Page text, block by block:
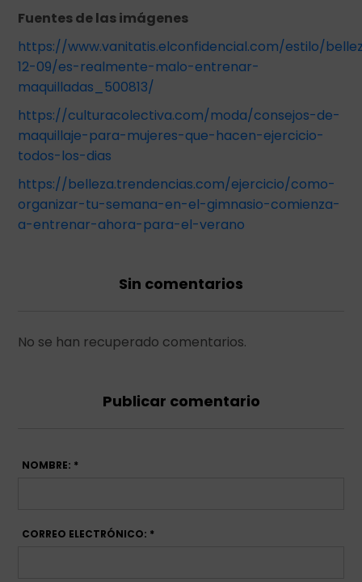
Fuentes de las imágenes
https://www.vanitatis.elconfidencial.com/estilo/
12-09/es-realmente-malo-entrenar-
maquilladas_500813/
https://culturacolectiva.com/moda/consejos-de-
maquillaje-para-mujeres-que-hacen-ejercicio-
todos-los-dias
https://belleza.trendencias.com/ejercicio/como-
organizar-tu-semana-en-el-gimnasio-comienza-
a-entrenar-ahora-para-el-verano
Sin comentarios
No se han recuperado comentarios.
Publicar comentario
NOMBRE: *
CORREO ELECTRÓNICO: *